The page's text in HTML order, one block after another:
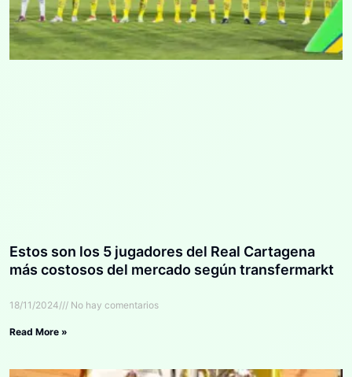
Estos son los 5 jugadores del Real Cartagena
más costosos del mercado según transfermarkt
18/11/2024 No hay comentarios
Read More »